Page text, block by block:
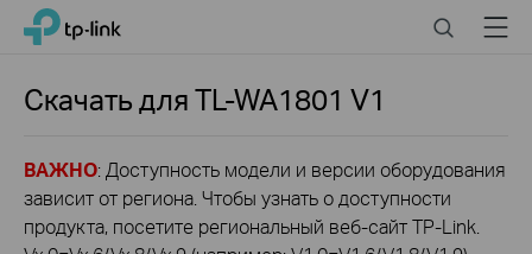
Click
navigation
TP-Link, Reliably Smart SearchMenu
Скачать дляTL-WA1801 V1
ВАЖНО: Доступность модели и версии оборудования
зависит от региона. Чтобы узнать о доступности
продукта, посетите региональный веб-сайт TP-Link.